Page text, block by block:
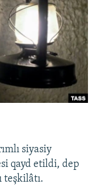
siyasiy
qayd etildi, dep
teşkilâtı.